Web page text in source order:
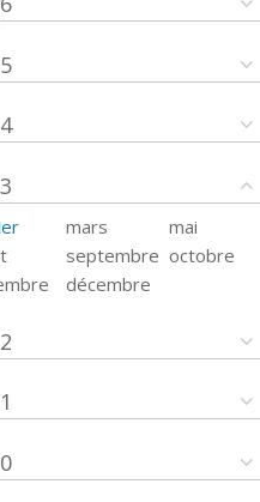
mars
mai
septembre octobre
décembre